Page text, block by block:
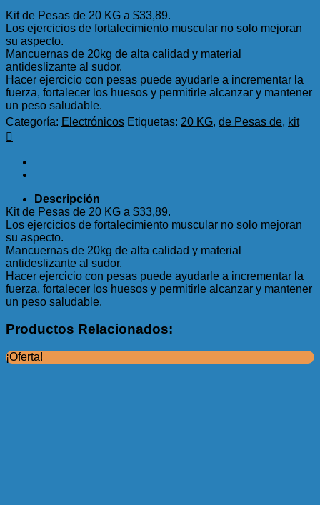
original
era:
$65.00.
actual
es:
$33.89.
Kit de Pesas de 20 KG a $33,89.
Los ejercicios de fortalecimiento muscular no solo mejoran
su aspecto.
Mancuernas de 20kg de alta calidad y material
antideslizante al sudor.
Hacer ejercicio con pesas puede ayudarle a incrementar la
fuerza, fortalecer los huesos y permitirle alcanzar y mantener
un peso saludable.
Categoría: Electrónicos Etiquetas: 20 KG, de Pesas de, kit
Descripción
Kit de Pesas de 20 KG a $33,89.
Los ejercicios de fortalecimiento muscular no solo mejoran
su aspecto.
Mancuernas de 20kg de alta calidad y material
antideslizante al sudor.
Hacer ejercicio con pesas puede ayudarle a incrementar la
fuerza, fortalecer los huesos y permitirle alcanzar y mantener
un peso saludable.
Productos Relacionados:
¡Oferta!